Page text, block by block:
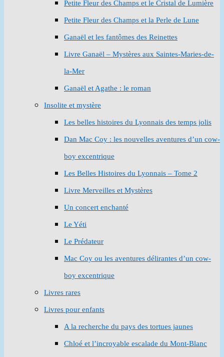
Petite Fleur des Champs et le Cristal de Lumière
Petite Fleur des Champs et la Perle de Lune
Ganaël et les fantômes des Reinettes
Livre Ganaël – Mystères aux Saintes-Maries-de-
la-Mer
Ganaël et Agathe : le roman
Insolite et mystère
Les belles histoires du Lyonnais des temps jolis
Dan Mac Coy : les nouvelles aventures d’un cow-
boy excentrique
Les Belles Histoires du Lyonnais – Tome 2
Livre Merveilles et Mystères
Un concert enchanté
Le Yéti
Le Prédateur
Mac Coy ou les aventures délirantes d’un cow-
boy excentrique
Livres rares
Livres pour enfants
A la recherche du pays des tortues jaunes
Chloé et l’incroyable escalade du Mont-Blanc